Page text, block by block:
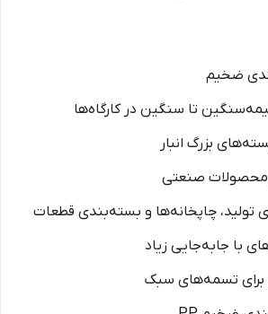
ضخیم
تا سنگین در کارگاه‌ها
بزرگ انبار
صنعتی
تولید، چاپخانه‌ها و بسته‌بندی قطعات
با جابه‌جایی زیاد
برای تسمه‌های سبک